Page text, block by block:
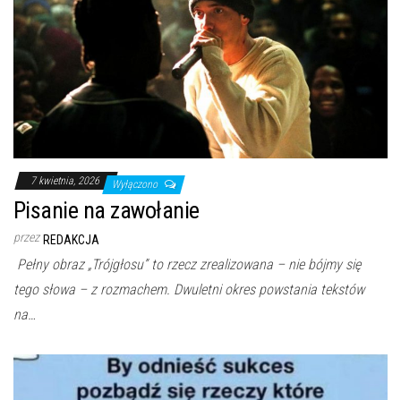
7 kwietnia, 2026 Wyłączono
Pisanie na zawołanie
przez REDAKCJA
Pełny obraz „Trójgłosu” to rzecz zrealizowana – nie bójmy się
tego słowa – z rozmachem. Dwuletni okres powstania tekstów
na…